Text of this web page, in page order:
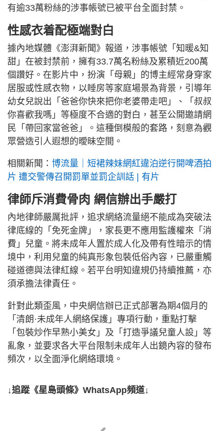
有逾33萬粉絲的涉事帳號已被平台全面封禁。
性感衣着配極端對白
據內地媒體《澎湃新聞》報道，涉事帳號「知暖&知
甜」在被封禁前，擁有33.7萬名粉絲及累積近200萬
個讚好。在影片中，扮演「母親」的博主經常身穿家
居服或性感衣物，以睡房等家庭場景為背景，引導年
幼女兒說出「爸爸你快來把你老婆帶走吧」、「叔叔
你喜歡我嗎」等極度不合適的對白，甚至公開邀請網
民「帶回家當爸爸」。這種倒模般的套路，刻意為觀
眾營造引人遐想的曖昧空間。
相關新聞： 博流量｜短裙辣妹網紅違泊逆行開啤酒拍
片 遭交警傳召開罰單並罰企訓話 | 有片
律師斥消費骨肉 網信辦出手嚴打
內地律師嚴厲批評，追求網絡流量絕不能成為突破法
律底線的「免死金牌」，家長更不應用監護權來「消
費」兒童。將未成年人置於成人化及帶有性暗示的情
境中，利用兒童的純真形象包裝低俗內容，已嚴重觸
碰道德與法律紅線。若平台明知違規仍持續推薦，亦
須承擔法律責任。
針對此類歪風，中央網信辦已正式部署為期4個月的
「清朗·未成年人網絡保護」專項行動，重點打擊
「包裝炒作早熟小美女」及「打造爭議兒童人設」等
亂象，並要求各大平台限制未成年人出鏡內容的發布
頻次，以全面淨化網絡環境。
↓追蹤《星島頭條》WhatsApp頻道↓